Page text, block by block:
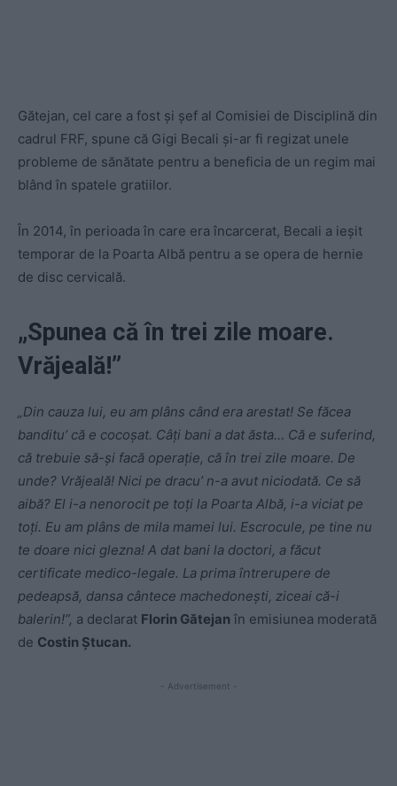
Gătejan, cel care a fost și șef al Comisiei de Disciplină din
cadrul FRF, spune că Gigi Becali și-ar fi regizat unele
probleme de sănătate pentru a beneficia de un regim mai
blând în spatele gratiilor.
În 2014, în perioada în care era încarcerat, Becali a ieșit
temporar de la Poarta Albă pentru a se opera de hernie
de disc cervicală.
„Spunea că în trei zile moare.
Vrăjeală!”
„Din cauza lui, eu am plâns când era arestat! Se făcea
banditu’ că e cocoșat. Câți bani a dat ăsta… Că e suferind,
că trebuie să-și facă operație, că în trei zile moare. De
unde? Vrăjeală! Nici pe dracu’ n-a avut niciodată. Ce să
aibă? El i-a nenorocit pe toți la Poarta Albă, i-a viciat pe
toți. Eu am plâns de mila mamei lui. Escrocule, pe tine nu
te doare nici glezna! A dat bani la doctori, a făcut
certificate medico-legale. La prima întrerupere de
pedeapsă, dansa cântece machedonești, ziceai că-i
balerin!”, a declarat Florin Gătejan în emisiunea moderată
de Costin Ștucan.
- Advertisement -